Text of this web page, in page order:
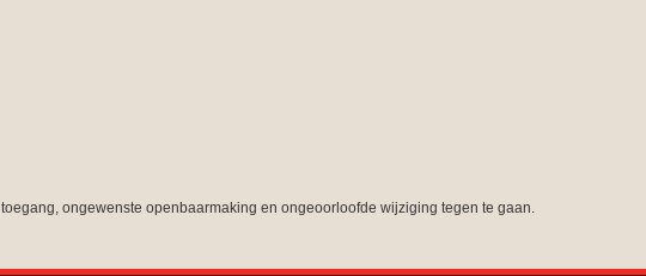
ongewenste openbaarmaking en ongeoorloofde wijziging tegen te gaan.